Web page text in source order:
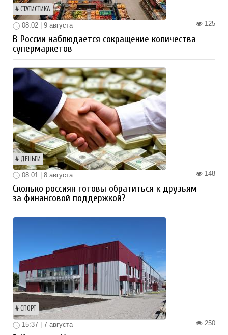
СТАТИСТИКА
125
08:02 | 9 августа
В России наблюдается сокращение количества
супермаркетов
ДЕНЬГИ
148
08:01 | 8 августа
Сколько россиян готовы обратиться к друзьям
за финансовой поддержкой?
СПОРТ
250
15:37 | 7 августа